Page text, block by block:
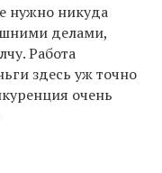
нужно никуда
делами,
Работа
здесь уж точно
очень